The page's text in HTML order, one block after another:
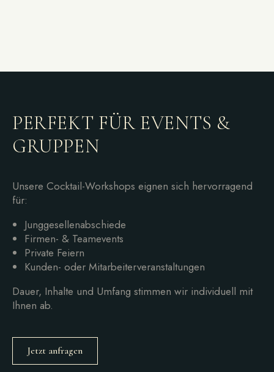
PERFEKT FÜR EVENTS &
GRUPPEN
Unsere Cocktail-Workshops eignen sich hervorragend
für:
Junggesellenabschiede
Firmen- & Teamevents
Private Feiern
Kunden- oder Mitarbeiterveranstaltungen
Dauer, Inhalte und Umfang stimmen wir individuell mit
Ihnen ab.
Jetzt anfragen